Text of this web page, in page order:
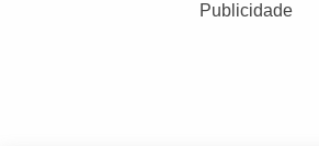
Publicidade